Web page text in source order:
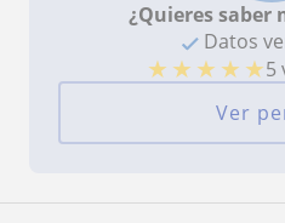
¿Quieres saber
Datos
★ ★ ★ ★ ★5
Ver